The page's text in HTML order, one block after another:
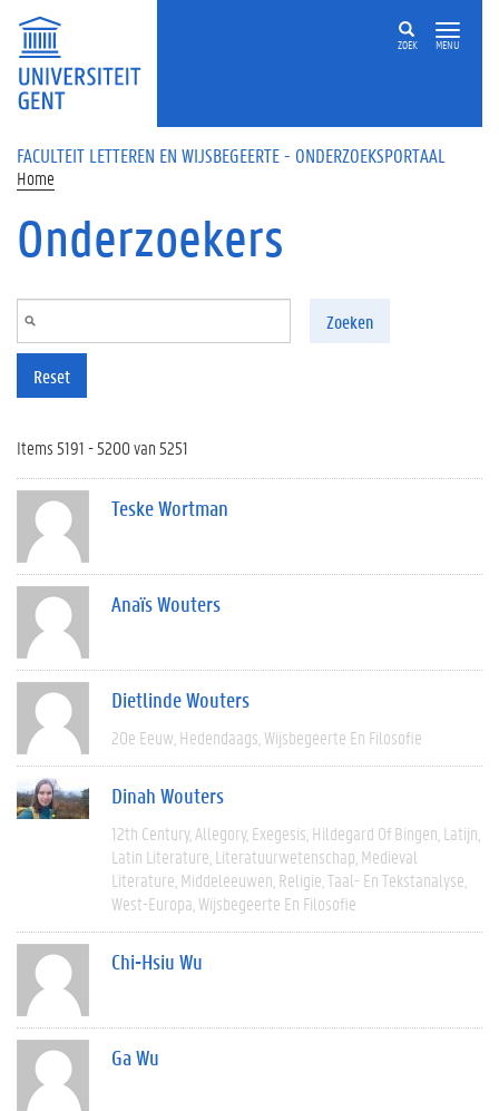
Overslaan en naar de inhoud gaan
ZOEK MENU
FACULTEIT LETTEREN EN WIJSBEGEERTE - ONDERZOEKSPORTAAL
Home
Onderzoekers
Zoeken
Reset
Items 5191 - 5200 van 5251
Teske Wortman
Anaïs Wouters
Dietlinde Wouters
20e Eeuw Hedendaags Wijsbegeerte En Filosofie
Dinah Wouters
12th Century Allegory Exegesis Hildegard Of Bingen Latijn
Latin Literature Literatuurwetenschap Medieval
Literature Middeleeuwen Religie Taal- En Tekstanalyse
West-Europa Wijsbegeerte En Filosofie
Chi-Hsiu Wu
Ga Wu